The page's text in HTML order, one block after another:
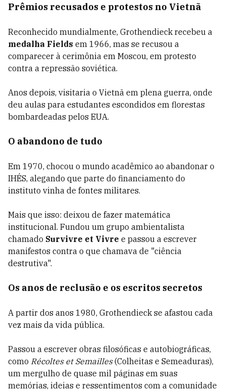
Prêmios recusados e protestos no Vietnã
Reconhecido mundialmente, Grothendieck recebeu a
medalha Fields em 1966, mas se recusou a
comparecer à cerimônia em Moscou, em protesto
contra a repressão soviética.
Anos depois, visitaria o Vietnã em plena guerra, onde
deu aulas para estudantes escondidos em florestas
bombardeadas pelos EUA.
O abandono de tudo
Em 1970, chocou o mundo acadêmico ao abandonar o
IHÉS, alegando que parte do financiamento do
instituto vinha de fontes militares.
Mais que isso: deixou de fazer matemática
institucional. Fundou um grupo ambientalista
chamado Survivre et Vivre e passou a escrever
manifestos contra o que chamava de "ciência
destrutiva".
Os anos de reclusão e os escritos secretos
A partir dos anos 1980, Grothendieck se afastou cada
vez mais da vida pública.
Passou a escrever obras filosóficas e autobiográficas,
como Récoltes et Semailles(Colheitas e Semeaduras),
um mergulho de quase mil páginas em suas
memórias, ideias e ressentimentos com a comunidade